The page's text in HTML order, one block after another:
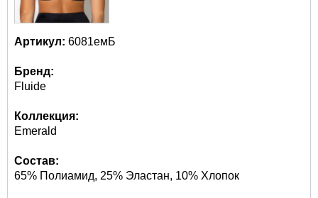
Артикул: 6081емБ
Бренд:
Fluide
Коллекция:
Emerald
Состав:
65% Полиамид, 25% Эластан, 10% Хлопок